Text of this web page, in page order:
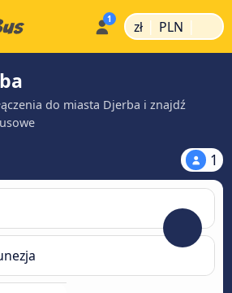
zł | PLN |
do miasta Djerba i znajdź
1